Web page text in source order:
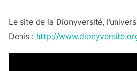
Le site de la Dionyversité,
Denis : http://